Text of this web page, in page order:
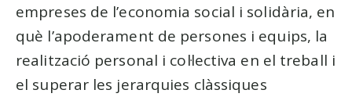
empreses de l’economia social i solidària, en
què l’apoderament de persones i equips, la
realització personal i col·lectiva en el treball i
el superar les jerarquies clàssiques